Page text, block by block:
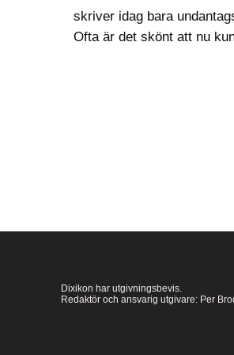
skriver idag bara
Ofta är det skönt att nu
Dixikon har utgivningsbevis.
Redaktör och ansvarig utgivare: Per